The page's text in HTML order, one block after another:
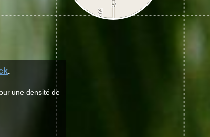
.
une densité de